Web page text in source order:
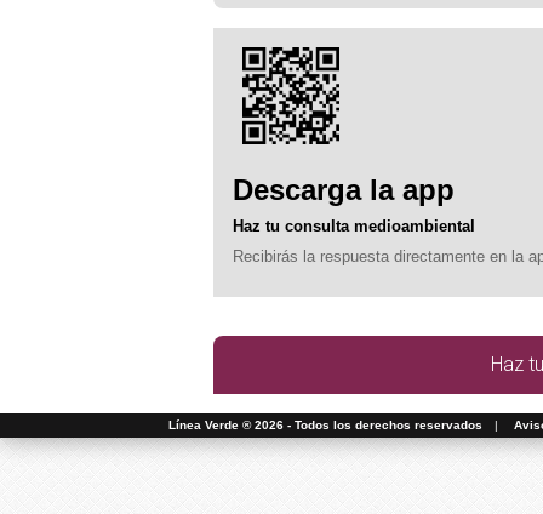
Descarga la app
Haz tu consulta medioambiental
Recibirás la respuesta directamente en la
Haz
Línea Verde ® 2026 - Todos los derechos reservados |